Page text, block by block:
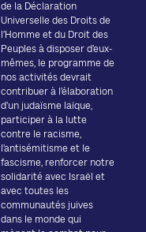
de la Déclaration
Universelle des Droits de
l’Homme et du Droit des
Peuples à disposer d’eux-
mêmes, le programme de
nos activités devrait
contribuer à l’élaboration
d’un judaïsme laïque,
participer à la lutte
contre le racisme,
l’antisémitisme et le
fascisme, renforcer notre
solidarité avec Israël et
avec toutes les
communautés juives
dans le monde qui